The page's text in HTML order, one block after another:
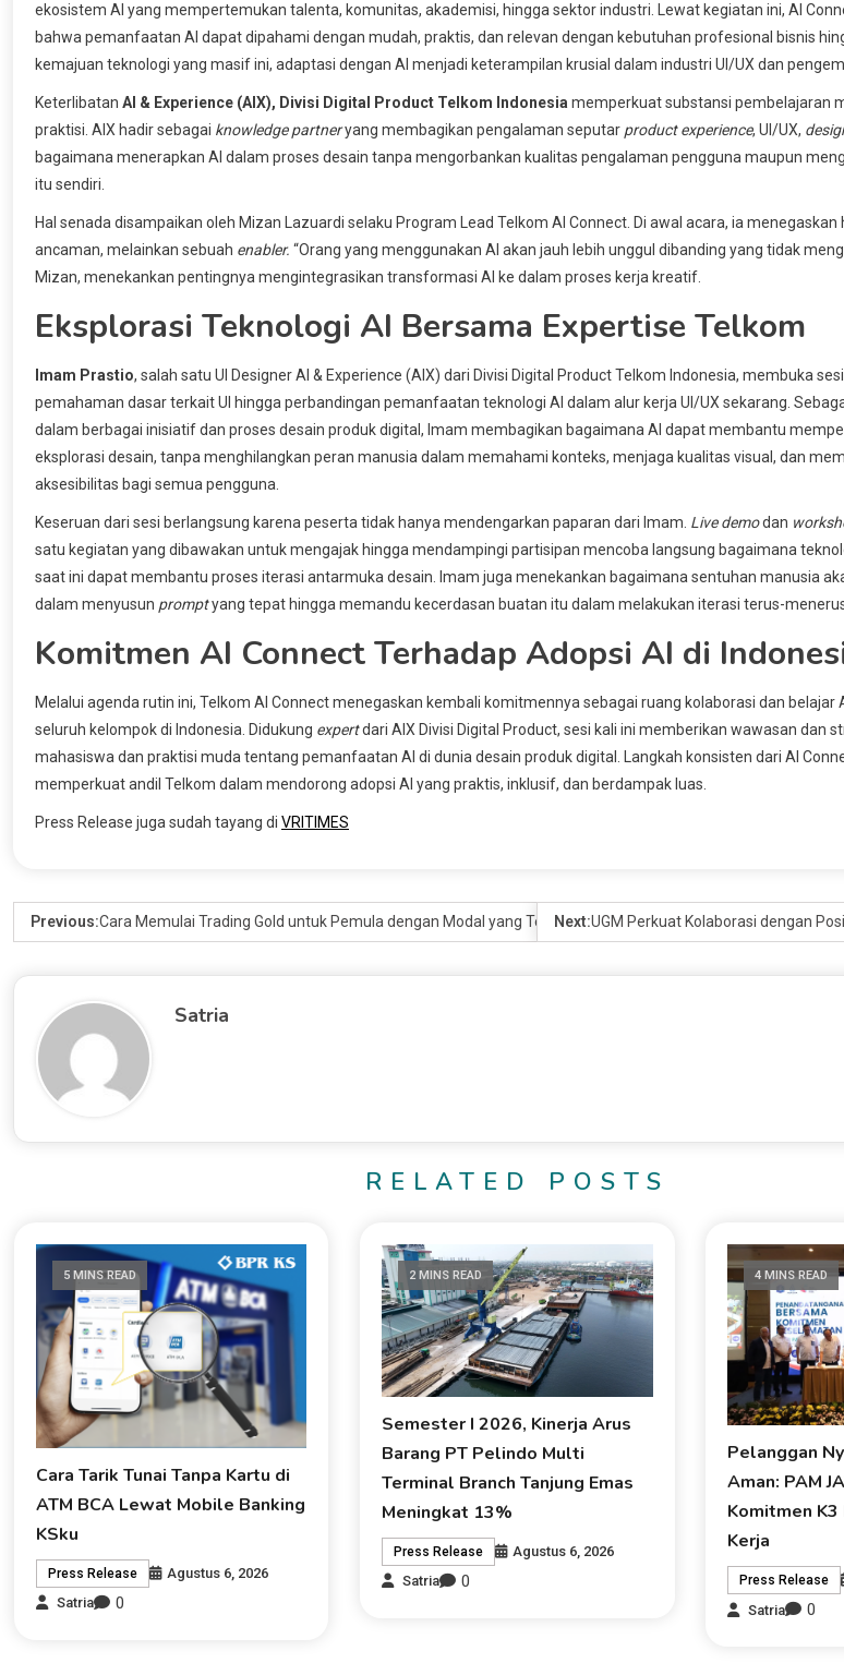
ekosistem AI yang mempertemukan talenta, komunitas, akademisi, hingga sektor industri. Lewat kegiatan ini, AI
bahwa pemanfaatan AI dapat dipahami dengan mudah, praktis, dan relevan dengan kebutuhan profesional bisnis
kemajuan teknologi yang masif ini, adaptasi dengan AI menjadi keterampilan krusial dalam industri UI/UX dan
Keterlibatan AI & Experience (AIX), Divisi Digital Product Telkom Indonesiamemperkuat substansi pembelajaran
praktisi. AIX hadir sebagai knowledge partneryang membagikan pengalaman seputar product experience, UI/UX,
bagaimana menerapkan AI dalam proses desain tanpa mengorbankan kualitas pengalaman pengguna maupun
itu sendiri.
Hal senada disampaikan oleh Mizan Lazuardi selaku Program Lead Telkom AI Connect. Di awal acara, ia menegaskan
ancaman, melainkan sebuah enabler. “Orang yang menggunakan AI akan jauh lebih unggul dibanding yang tidak
Mizan, menekankan pentingnya mengintegrasikan transformasi AI ke dalam proses kerja kreatif.
Eksplorasi Teknologi AI Bersama Expertise Telkom
Imam Prastio, salah satu UI Designer AI & Experience (AIX) dari Divisi Digital Product Telkom Indonesia, membuka
pemahaman dasar terkait UI hingga perbandingan pemanfaatan teknologi AI dalam alur kerja UI/UX sekarang.
dalam berbagai inisiatif dan proses desain produk digital, Imam membagikan bagaimana AI dapat membantu
eksplorasi desain, tanpa menghilangkan peran manusia dalam memahami konteks, menjaga kualitas visual, dan
aksesibilitas bagi semua pengguna.
Keseruan dari sesi berlangsung karena peserta tidak hanya mendengarkan paparan dari Imam. Live demodan
satu kegiatan yang dibawakan untuk mengajak hingga mendampingi partisipan mencoba langsung bagaimana
saat ini dapat membantu proses iterasi antarmuka desain. Imam juga menekankan bagaimana sentuhan manusia
dalam menyusun promptyang tepat hingga memandu kecerdasan buatan itu dalam melakukan iterasi terus-
Komitmen AI Connect Terhadap Adopsi AI di
Melalui agenda rutin ini, Telkom AI Connect menegaskan kembali komitmennya sebagai ruang kolaborasi dan belajar
seluruh kelompok di Indonesia. Didukung expertdari AIX Divisi Digital Product, sesi kali ini memberikan wawasan dan
mahasiswa dan praktisi muda tentang pemanfaatan AI di dunia desain produk digital. Langkah konsisten dari AI
memperkuat andil Telkom dalam mendorong adopsi AI yang praktis, inklusif, dan berdampak luas.
Press Release juga sudah tayang di VRITIMES
Previous:Cara Memulai Trading Gold untuk Pemula dengan Modal yang Terukur
Next:UGM Perkuat Kolaborasi dengan
Satria
RELATED POSTS
5 MINS READ
Cara Tarik Tunai Tanpa Kartu di
ATM BCA Lewat Mobile Banking
KSku
Press Release
Agustus 6, 2026
Satria
0
2 MINS READ
Semester I 2026, Kinerja Arus
Barang PT Pelindo Multi
Terminal Branch Tanjung Emas
Meningkat 13%
Press Release
Agustus 6, 2026
Satria
0
4 MINS READ
Pelanggan
Aman: PAM
Komitmen
Kerja
Press Release
Satria
0